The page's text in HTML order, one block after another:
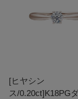
[ヒヤシン
ス/0.20ct]K18PG